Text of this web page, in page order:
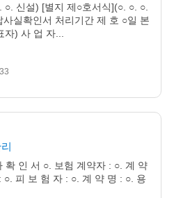
○. 신설) [별지 제○호서식](○. ○. ○.
실확인서 처리기간 제 호 ○일 본
) 사 업 자...
확 인 서 ○. 보험 계약자 : ○. 계 약
○. 피 보 험 자 : ○. 계 약 명 : ○. 용